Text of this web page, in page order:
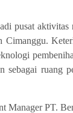
pusat
Cimanggu.
ruang
Manager PT.